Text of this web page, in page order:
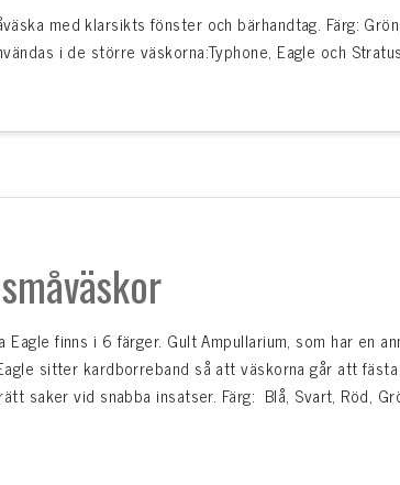
med klarsikts fönster och bärhandtag. Färg:
i de större väskorna:Typhone, Eagle och
Eagle finns i 6 färger. Gult Ampullarium, som har en
sitter kardborreband så att väskorna går att
saker vid snabba insatser. Färg: Blå, Svart, Röd,